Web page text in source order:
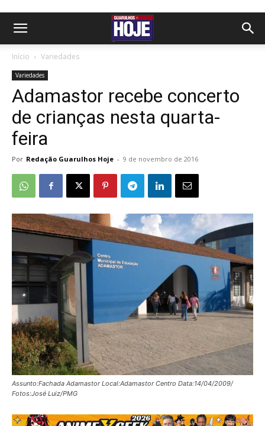
Início Variedades
Variedades
Adamastor recebe concerto
de crianças nesta quarta-
feira
Por Redação Guarulhos Hoje - 9 de novembro de 2016
Assunto:Fachada Adamastor Local:Adamastor Centro Data:14/04/2009/
Fotos:José Luiz/PMG